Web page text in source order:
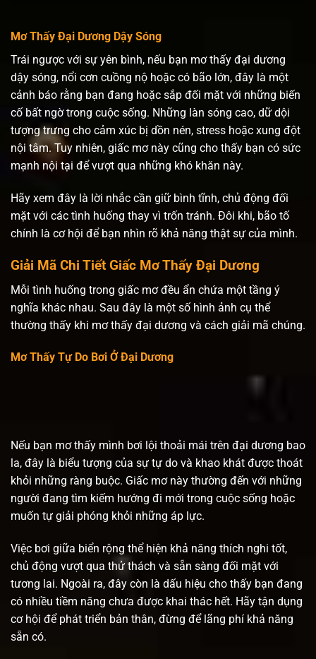
Mơ Thấy Đại Dương Dậy Sóng
Trái ngược với sự yên bình, nếu bạn mơ thấy đại dương
dậy sóng, nổi cơn cuồng nộ hoặc có bão lớn, đây là một
cảnh báo rằng bạn đang hoặc sắp đối mặt với những biến
cố bất ngờ trong cuộc sống. Những làn sóng cao, dữ dội
tượng trưng cho cảm xúc bị dồn nén, stress hoặc xung đột
nội tâm. Tuy nhiên, giấc mơ này cũng cho thấy bạn có sức
mạnh nội tại để vượt qua những khó khăn này.
Hãy xem đây là lời nhắc cần giữ bình tĩnh, chủ động đối
mặt với các tình huống thay vì trốn tránh. Đôi khi, bão tố
chính là cơ hội để bạn nhìn rõ khả năng thật sự của mình.
Giải Mã Chi Tiết Giấc Mơ Thấy Đại Dương
Mỗi tình huống trong giấc mơ đều ẩn chứa một tầng ý
nghĩa khác nhau. Sau đây là một số hình ảnh cụ thể
thường thấy khi mơ thấy đại dương và cách giải mã chúng.
Mơ Thấy Tự Do Bơi Ở Đại Dương
Nếu bạn mơ thấy mình bơi lội thoải mái trên đại dương bao
la, đây là biểu tượng của sự tự do và khao khát được thoát
khỏi những ràng buộc. Giấc mơ này thường đến với những
người đang tìm kiếm hướng đi mới trong cuộc sống hoặc
muốn tự giải phóng khỏi những áp lực.
Việc bơi giữa biển rộng thể hiện khả năng thích nghi tốt,
chủ động vượt qua thử thách và sẵn sàng đối mặt với
tương lai. Ngoài ra, đây còn là dấu hiệu cho thấy bạn đang
có nhiều tiềm năng chưa được khai thác hết. Hãy tận dụng
cơ hội để phát triển bản thân, đừng để lãng phí khả năng
sẵn có.